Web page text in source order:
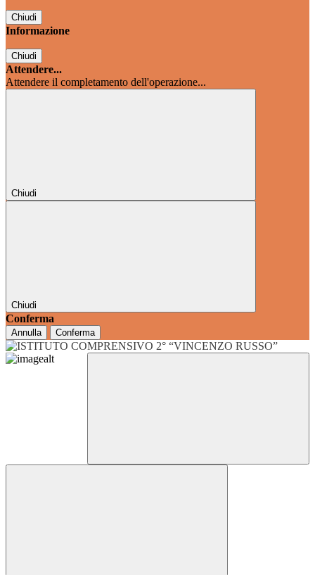
Chiudi
Informazione
Chiudi
Attendere...
Attendere il completamento dell'operazione...
Chiudi
Chiudi
Conferma
Annulla Conferma